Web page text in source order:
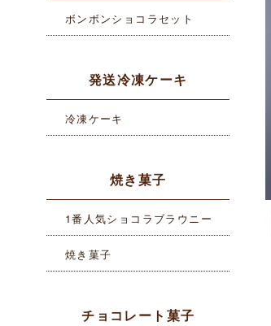
ボンボンショコラセット
発送冷凍ケーキ
冷凍ケーキ
焼き菓子
1番人気ショコラブラウニー
焼き菓子
チョコレート菓子